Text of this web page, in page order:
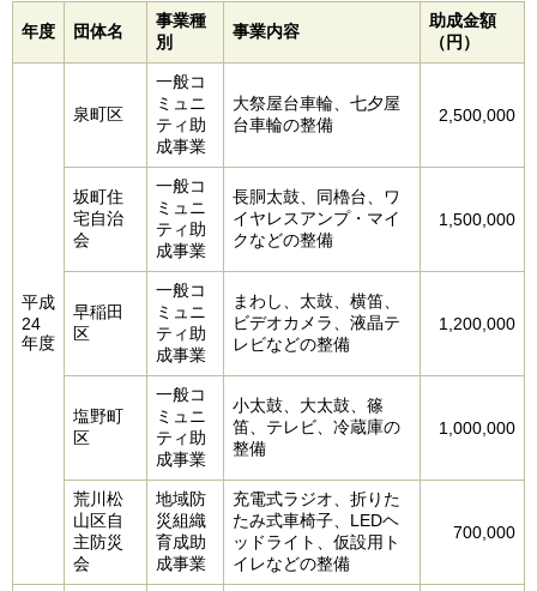
年度 団体名
事業種
別
事業内容
助成金額
（円）
平成
24
年度
泉町区
一般コ
ミュニ
ティ助
成事業
大祭屋台車輪、七夕屋
台車輪の整備
2,500,000
坂町住
宅自治
会
一般コ
ミュニ
ティ助
成事業
長胴太鼓、同櫓台、ワ
イヤレスアンプ・マイ
クなどの整備
1,500,000
早稲田
区
一般コ
ミュニ
ティ助
成事業
まわし、太鼓、横笛、
ビデオカメラ、液晶テ
レビなどの整備
1,200,000
塩野町
区
一般コ
ミュニ
ティ助
成事業
小太鼓、大太鼓、篠
笛、テレビ、冷蔵庫の
整備
1,000,000
荒川松
山区自
主防災
会
地域防
災組織
育成助
成事業
充電式ラジオ、折りた
たみ式車椅子、LEDヘ
ッドライト、仮設用ト
イレなどの整備
700,000